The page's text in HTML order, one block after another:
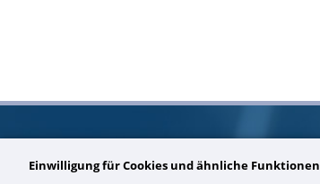
Einwilligung für Cookies und ähnliche Funktionen